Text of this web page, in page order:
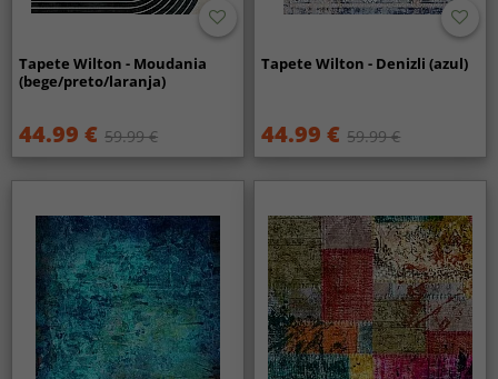
Tapete Wilton - Moudania
(bege/preto/laranja)
44.99 € 59.99 €
Tapete Wilton - Denizli (azul)
44.99 € 59.99 €